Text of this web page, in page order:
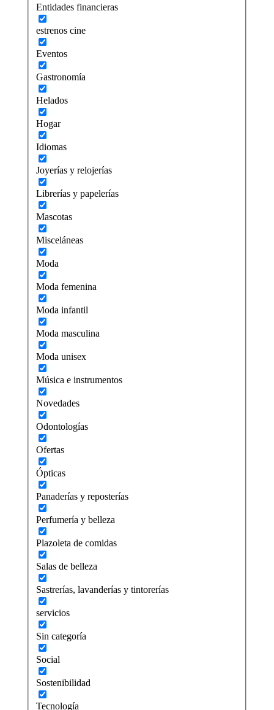
Entidades financieras
estrenos cine
Eventos
Gastronomía
Helados
Hogar
Idiomas
Joyerías y relojerías
Librerías y papelerías
Mascotas
Misceláneas
Moda
Moda femenina
Moda infantil
Moda masculina
Moda unisex
Música e instrumentos
Novedades
Odontologías
Ofertas
Ópticas
Panaderías y reposterías
Perfumería y belleza
Plazoleta de comidas
Salas de belleza
Sastrerías, lavanderías y tintorerías
servicios
Sin categoría
Social
Sostenibilidad
Tecnología